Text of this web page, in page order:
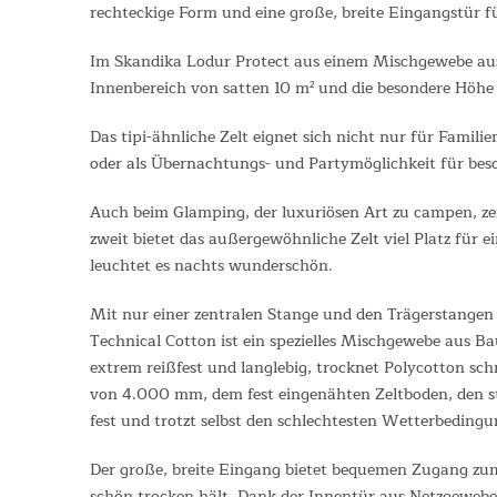
rechteckige Form und eine große, breite Eingangstür
Im Skandika Lodur Protect aus einem Mischgewebe
Innenbereich von satten 10 m² und die besondere
Das tipi-ähnliche Zelt eignet sich nicht nur für
oder als Übernachtungs- und Partymöglichkeit für
Auch beim Glamping, der luxuriösen Art zu campen,
zweit bietet das außergewöhnliche Zelt viel Platz für
leuchtet es nachts wunderschön.
Mit nur einer zentralen Stange und den
Technical Cotton ist ein spezielles Mischgewebe aus
extrem reißfest und langlebig, trocknet Polycotton
von 4.000 mm, dem fest eingenähten Zeltboden,
fest und trotzt selbst den schlechtesten
Der große, breite Eingang bietet bequemen Zugang